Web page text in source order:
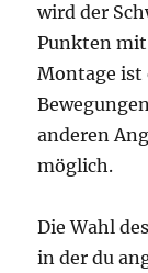
wird der
Punkten mit
Montage ist
anderen
möglich.
Die Wahl
in der du